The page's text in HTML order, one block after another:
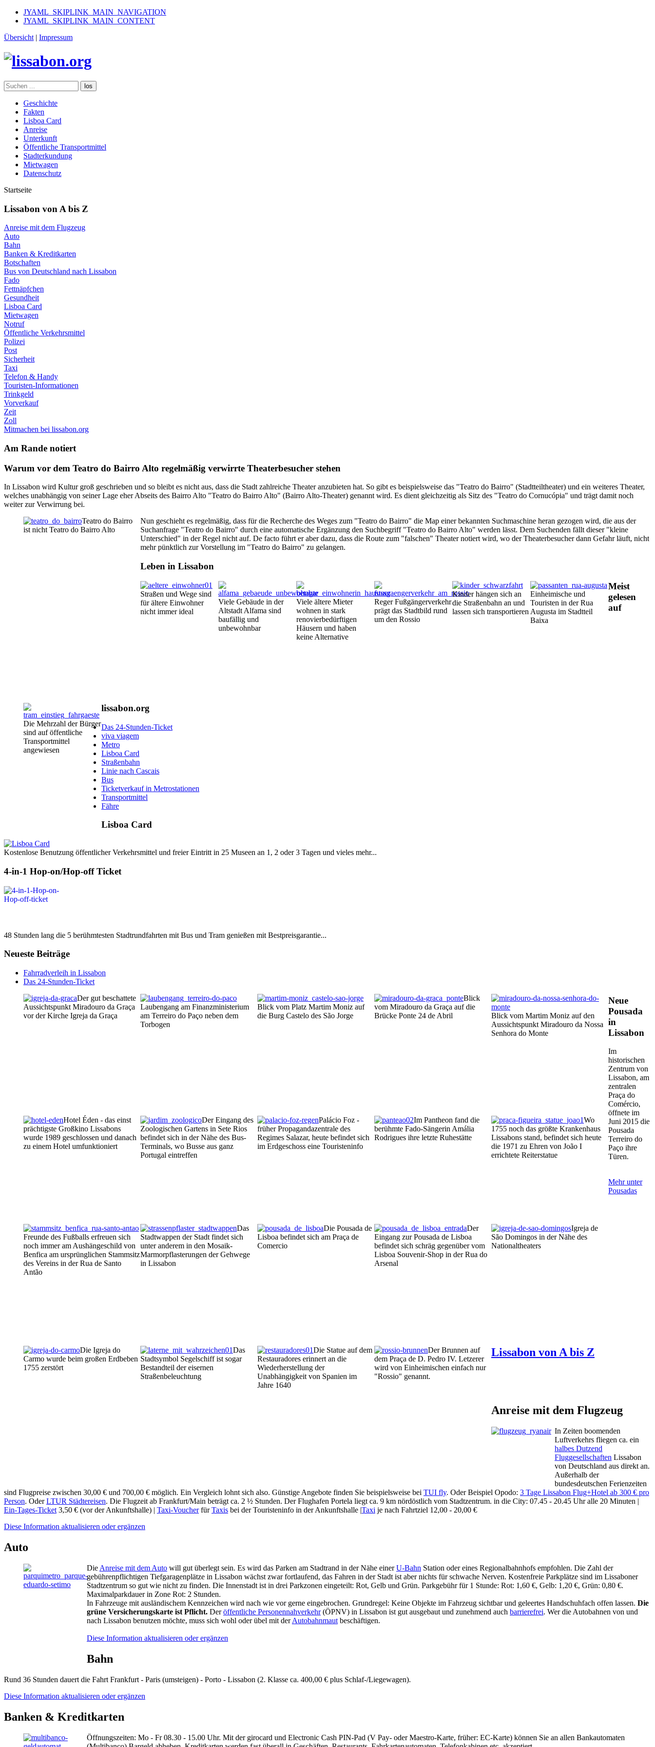
JYAML_SKIPLINK_MAIN_NAVIGATION
JYAML_SKIPLINK_MAIN_CONTENT
Übersicht | Impressum
los
Geschichte
Fakten
Lisboa Card
Anreise
Unterkunft
Öffentliche Transportmittel
Stadterkundung
Mietwagen
Datenschutz
Startseite
Lissabon von A bis Z
Anreise mit dem Flugzeug
Auto
Bahn
Banken & Kreditkarten
Botschaften
Bus von Deutschland nach Lissabon
Fado
Fettnäpfchen
Gesundheit
Lisboa Card
Mietwagen
Notruf
Öffentliche Verkehrsmittel
Polizei
Post
Sicherheit
Taxi
Telefon & Handy
Touristen-Informationen
Trinkgeld
Vorverkauf
Zeit
Zoll
Mitmachen bei lissabon.org
Am Rande notiert
Warum vor dem Teatro do Bairro Alto regelmäßig verwirrte Theaterbesucher stehen
In Lissabon wird Kultur groß geschrieben und so bleibt es nicht aus, dass die Stadt zahlreiche Theater anzubieten hat. So gibt es beispielsweise das "Teatro do Bairro" (Stadtteiltheater) und ein weiteres Theater,
welches unabhängig von seiner Lage eher Abseits des Bairro Alto "Teatro do Bairro Alto" (Bairro Alto-Theater) genannt wird. Es dient gleichzeitig als Sitz des "Teatro do Cornucópia" und trägt damit noch
weiter zur Verwirrung bei.
Teatro do Bairro
ist nicht Teatro do Bairro Alto
Nun geschieht es regelmäßig, dass für die Recherche des Weges zum "Teatro do Bairro" die Map einer bekannten Suchmaschine heran gezogen wird, die aus der
Suchanfrage "Teatro do Bairro" durch eine automatische Ergänzung den Suchbegriff "Teatro do Bairro Alto" werden lässt. Dem Suchenden fällt dieser "kleine
Unterschied" in der Regel nicht auf. De facto führt er aber dazu, dass die Route zum "falschen" Theater notiert wird, wo der Theaterbesucher dann Gefahr läuft, nicht
mehr pünktlich zur Vorstellung im "Teatro do Bairro" zu gelangen.
Leben in Lissabon
Straßen und Wege sind
für ältere Einwohner
nicht immer ideal
Viele Gebäude in der
Altstadt Alfama sind
baufällig und
unbewohnbar
Viele ältere Mieter
wohnen in stark
renovierbedürftigen
Häusern und haben
keine Alternative
Reger Fußgängerverkehr
prägt das Stadtbild rund
um den Rossio
Kinder hängen sich an
die Straßenbahn an und
lassen sich transportieren
Einheimische und
Touristen in der Rua
Augusta im Stadtteil
Baixa
Die Mehrzahl der Bürger
sind auf öffentliche
Transportmittel
angewiesen
Meist
gelesen
auf
lissabon.org
Das 24-Stunden-Ticket
viva viagem
Metro
Lisboa Card
Straßenbahn
Linie nach Cascais
Bus
Ticketverkauf in Metrostationen
Transportmittel
Fähre
Lisboa Card
Kostenlose Benutzung öffentlicher Verkehrsmittel und freier Eintritt in 25 Museen an 1, 2 oder 3 Tagen und vieles mehr...
4-in-1 Hop-on/Hop-off Ticket
48 Stunden lang die 5 berühmtesten Stadtrundfahrten mit Bus und Tram genießen mit Bestpreisgarantie...
Neueste Beiträge
Fahrradverleih in Lissabon
Das 24-Stunden-Ticket
Der gut beschattete
Aussichtspunkt Miradouro da Graça
vor der Kirche Igreja da Graça
Laubengang am Finanzministerium
am Terreiro do Paço neben dem
Torbogen
Blick vom Platz Martim Moniz auf
die Burg Castelo des São Jorge
Blick
vom Miradouro da Graça auf die
Brücke Ponte 24 de Abril
Blick vom Martim Moniz auf den
Aussichtspunkt Miradouro da Nossa
Senhora do Monte
Hotel Éden - das einst
prächtigste Großkino Lissabons
wurde 1989 geschlossen und danach
zu einem Hotel umfunktioniert
Der Eingang des
Zoologischen Gartens in Sete Rios
befindet sich in der Nähe des Bus-
Terminals, wo Busse aus ganz
Portugal eintreffen
Palácio Foz -
früher Propagandazentrale des
Regimes Salazar, heute befindet sich
im Erdgeschoss eine Touristeninfo
Im Pantheon fand die
berühmte Fado-Sängerin Amália
Rodrigues ihre letzte Ruhestätte
Wo
1755 noch das größte Krankenhaus
Lissabons stand, befindet sich heute
die 1971 zu Ehren von João I
errichtete Reiterstatue
Freunde des Fußballs erfreuen sich
noch immer am Aushängeschild von
Benfica am ursprünglichen Stammsitz
des Vereins in der Rua de Santo
Antão
Das
Stadtwappen der Stadt findet sich
unter anderem in den Mosaik-
Marmorpflasterungen der Gehwege
in Lissabon
Neue
Pousada
in
Lissabon
Im
historischen
Zentrum von
Lissabon, am
zentralen
Praça do
Comércio,
öffnete im
Juni 2015 die
Pousada
Terreiro do
Paço ihre
Türen.
Die Pousada de
Lisboa befindet sich am Praça de
Comercio
Der
Eingang zur Pousada de Lisboa
befindet sich schräg gegenüber vom
Lisboa Souvenir-Shop in der Rua do
Arsenal
Mehr unter
Pousadas
Igreja de
São Domingos in der Nähe des
Nationaltheaters
Die Igreja do
Carmo wurde beim großen Erdbeben
1755 zerstört
Das
Stadtsymbol Segelschiff ist sogar
Bestandteil der eisernen
Straßenbeleuchtung
Die Statue auf dem
Restauradores erinnert an die
Wiederherstellung der
Unabhängigkeit von Spanien im
Jahre 1640
Der Brunnen auf
dem Praça de D. Pedro IV. Letzerer
wird von Einheimischen einfach nur
"Rossio" genannt.
Lissabon von A bis Z
Anreise mit dem Flugzeug
In Zeiten boomenden
Luftverkehrs fliegen ca. ein
halbes Dutzend
Fluggesellschaften Lissabon
von Deutschland aus direkt an.
Außerhalb der
bundesdeutschen Ferienzeiten
sind Flugpreise zwischen 30,00 € und 700,00 € möglich. Ein Vergleich lohnt sich also. Günstige Angebote finden Sie beispielsweise bei TUI fly. Oder Beispiel Opodo: 3 Tage Lissabon Flug+Hotel ab 300 € pro
Person. OderLTUR Städtereisen. Die Flugzeit ab Frankfurt/Main beträgt ca. 2 ½ Stunden. Der Flughafen Portela liegt ca. 9 km nördöstlich vom Stadtzentrum. in die City: 07.45 - 20.45 Uhr alle 20 Minuten |
Ein-Tages-Ticket 3,50 € (vor der Ankunftshalle) | Taxi-VoucherfürTaxis bei der Touristeninfo in der Ankunftshalle |Taxi je nach Fahrtziel 12,00 - 20,00 €
Diese Information aktualisieren oder ergänzen
Auto
Die Anreise mit dem Auto will gut überlegt sein. Es wird das Parken am Stadtrand in der Nähe einerU-Bahn Station oder eines Regionalbahnhofs empfohlen. Die Zahl der
gebührenpflichtigen Tiefgaragenplätze in Lissabon wächst zwar fortlaufend, das Fahren in der Stadt ist aber nichts für schwache Nerven. Kostenfreie Parkplätze sind im Lissaboner
Stadtzentrum so gut wie nicht zu finden. Die Innenstadt ist in drei Parkzonen eingeteilt: Rot, Gelb und Grün. Parkgebühr für 1 Stunde: Rot: 1,60 €, Gelb: 1,20 €, Grün: 0,80 €.
Maximalparkdauer in Zone Rot: 2 Stunden.
In Fahrzeuge mit ausländischem Kennzeichen wird nach wie vor gerne eingebrochen. Grundregel: Keine Objekte im Fahrzeug sichtbar und geleertes Handschuhfach offen lassen. Die
grüne Versicherungskarte ist Pflicht. Deröffentliche Personennahverkehr(ÖPNV) in Lissabon ist gut ausgebaut und zunehmend auch barrierefrei. Wer die Autobahnen von und
nach Lissabon benutzen möchte, muss sich wohl oder übel mit derAutobahnmaut beschäftigen.
Diese Information aktualisieren oder ergänzen
Bahn
Rund 36 Stunden dauert die Fahrt Frankfurt - Paris (umsteigen) - Porto - Lissabon (2. Klasse ca. 400,00 € plus Schlaf-/Liegewagen).
Diese Information aktualisieren oder ergänzen
Banken & Kreditkarten
Öffnungszeiten: Mo - Fr 08.30 - 15.00 Uhr. Mit der girocard und Electronic Cash PIN-Pad (V Pay- oder Maestro-Karte, früher: EC-Karte) können Sie an allen Bankautomaten